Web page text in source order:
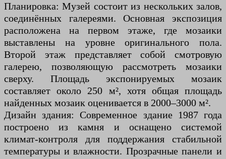
Планировка: Музей состоит из нескольких залов,
соединённых галереями. Основная экспозиция
расположена на первом этаже, где мозаики
выставлены на уровне оригинального пола.
Второй этаж представляет собой смотровую
галерею, позволяющую рассмотреть мозаики
сверху. Площадь экспонируемых мозаик
составляет около 250 м², хотя общая площадь
найденных мозаик оценивается в 2000–3000 м².
Дизайн здания: Современное здание 1987 года
построено из камня и оснащено системой
климат-контроля для поддержания стабильной
температуры и влажности. Прозрачные панели и